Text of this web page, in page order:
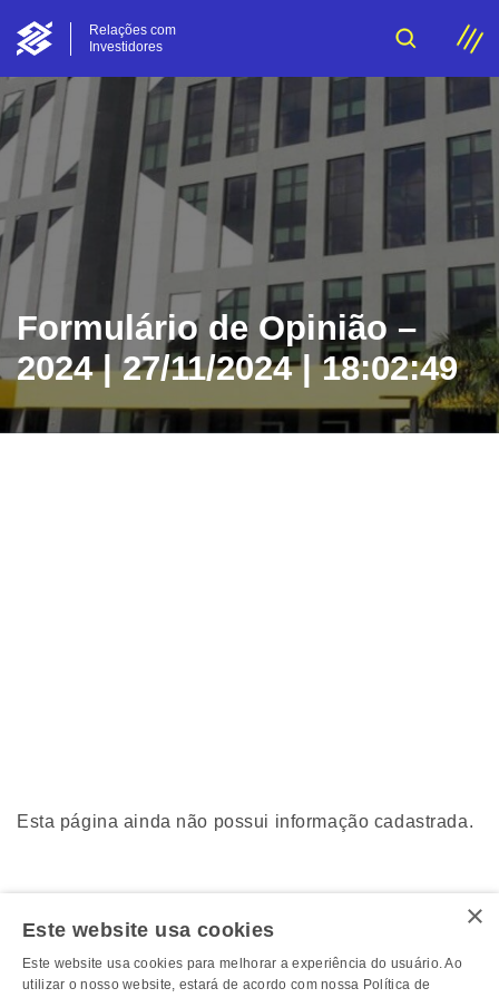
Relações com
Investidores
Formulário de Opinião –
2024 | 27/11/2024 | 18:02:49
Esta página ainda não possui informação cadastrada.
×
Este website usa cookies
Este website usa cookies para melhorar a experiência do usuário. Ao
utilizar o nosso website, estará de acordo com nossa Política de